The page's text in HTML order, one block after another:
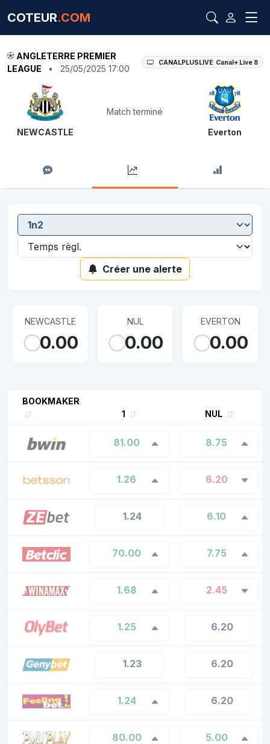
COTEUR.COM
ANGLETERRE PREMIER
LEAGUE
• 25/05/2025 17:00
CANALPLUSLIVE Canal+ Live 8
NEWCASTLE
Match terminé
Everton
Créer une alerte
NEWCASTLE
0.00
NUL
0.00
EVERTON
0.00
BOOKMAKER
1
NUL
81.00 8.75
1.26 6.20
1.24 6.10
70.00 7.75
1.68 2.45
1.25 6.20
1.23 6.20
1.24 6.20
80.00 5.00